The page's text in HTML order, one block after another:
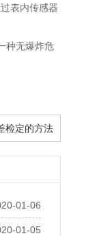
表内传感器
种无爆炸危
检定的方法
01-06
01-05